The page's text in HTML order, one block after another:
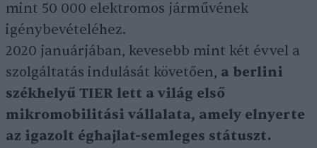
mint 50 000 elektromos járművének
igénybevételéhez.
2020 januárjában, kevesebb mint két évvel a
szolgáltatás indulását követően, a berlini
székhelyű TIER lett a világ első
mikromobilitási vállalata, amely elnyerte
az igazolt éghajlat-semleges státuszt.